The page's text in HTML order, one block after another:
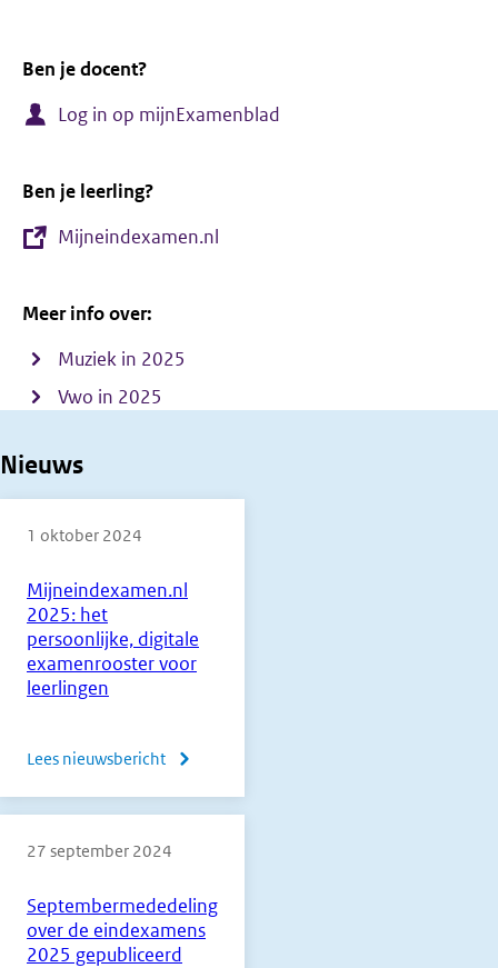
Ben je docent?
Log in op mijnExamenblad
Ben je leerling?
Mijneindexamen.nl
Meer info over:
Muziek in 2025
Vwo in 2025
Nieuws
Mijneindexamen.nl
2025: het
persoonlijke, digitale
examenrooster voor
leerlingen
1 oktober 2024
Lees nieuwsbericht
over
2025:
het
digitale
examenrooster
Septembermededeling
over de eindexamens
2025 gepubliceerd
27 september 2024